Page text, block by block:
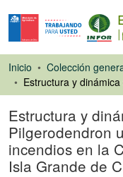
Inicio Colección
Estructura y
Pilgerodendron
incendios en la
Isla Grande de